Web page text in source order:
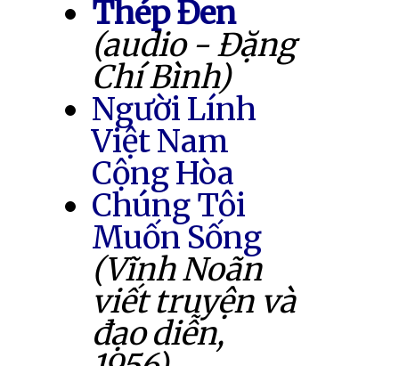
Thép Đen
(audio - Đặng
Chí Bình)
Người Lính
Việt Nam
Cộng Hòa
Chúng Tôi
Muốn Sống
(Vĩnh Noãn
viết truyện và
đạo diễn,